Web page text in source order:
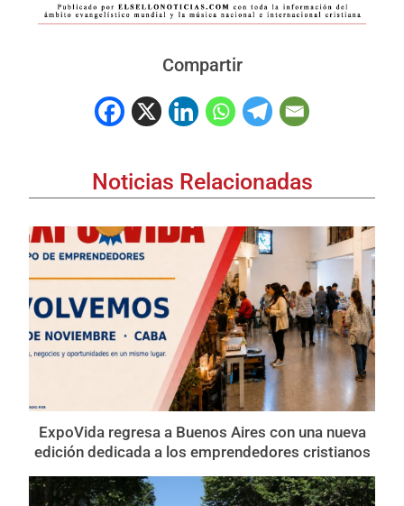
Compartir
Noticias Relacionadas
ExpoVida regresa a Buenos Aires con una nueva
edición dedicada a los emprendedores cristianos